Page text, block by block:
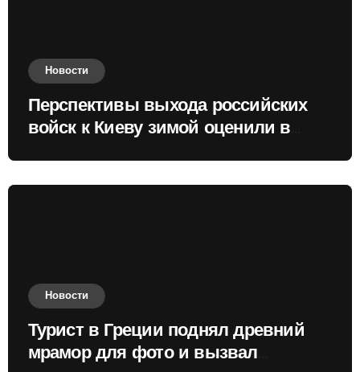
Новости
Перспективы выхода российских
войск к Киеву зимой оценили в
Новости
Турист в Греции поднял древний
мрамор для фото и вызвал